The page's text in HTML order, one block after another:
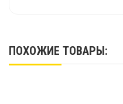
ПОХОЖИЕ ТОВАРЫ: